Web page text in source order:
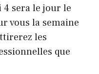
4 sera le jour le
vous la semaine
les
que